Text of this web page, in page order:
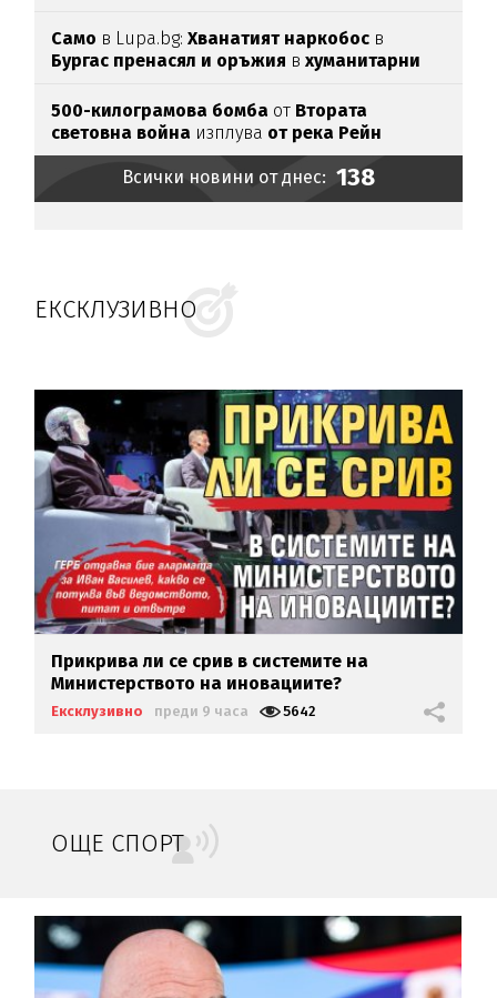
Само в Lupa.bg:Хванатият наркобос в
Бургас пренасял и оръжия вхуманитарни
500-килограмова бомба от Втората
световна война изплува от река Рейн
Всички новини от днес: 138
ЕКСКЛУЗИВНО
Прикрива ли се срив в системите на
Министерството на иновациите?
Ексклузивно преди 9 часа 5642
ОЩЕ СПОРТ